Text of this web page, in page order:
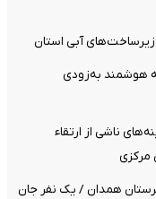
هوشمند به‌زودی
ناشی از ارتقاء
مرکزی
همدان / یک نفر جان